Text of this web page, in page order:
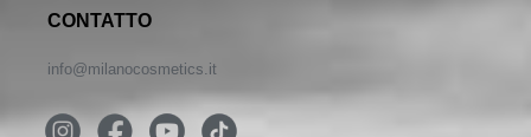
CONTATTO
info@milanocosmetics.it